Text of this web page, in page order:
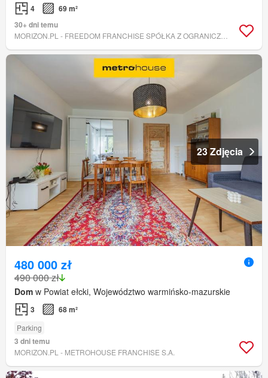
4
69 m²
30+ dni temu
23 Zdjęcia
480 000 zł
490 000 zł
Dom w Powiat ełcki, Województwo warmińsko-mazurskie
3 68 m²
Parking
3 dni temu
MORIZON.PL - METROHOUSE FRANCHISE S.A.